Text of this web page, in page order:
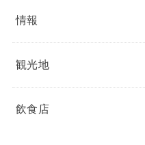
情報
観光地
飲食店